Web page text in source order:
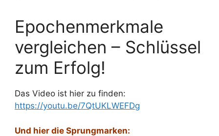
Epochenmerkmale
vergleichen – Schlüssel
zum Erfolg!
Das Video ist hier zu finden:
https://youtu.be/7QtUKLWEFDg
Und hier die Sprungmarken: